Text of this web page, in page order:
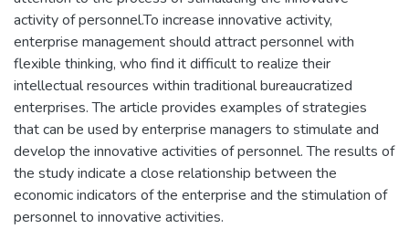
activity of personnel.To increase innovative activity,
enterprise management should attract personnel with
flexible thinking, who find it difficult to realize their
intellectual resources within traditional bureaucratized
enterprises. The article provides examples of strategies
that can be used by enterprise managers to stimulate and
develop the innovative activities of personnel. The results of
the study indicate a close relationship between the
economic indicators of the enterprise and the stimulation of
personnel to innovative activities.